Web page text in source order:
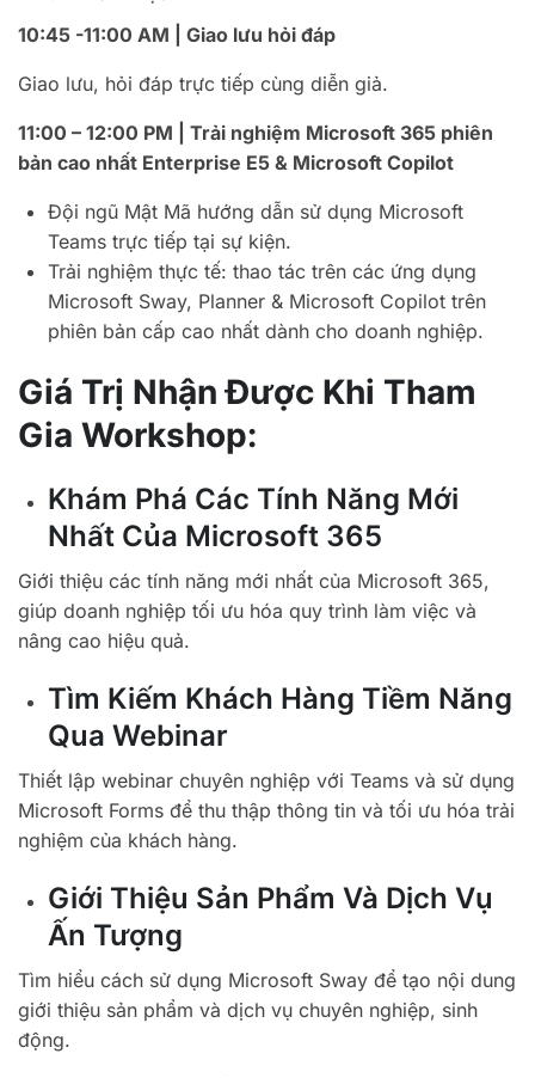
10:45 -11:00 AM | Giao lưu hỏi đáp
Giao lưu, hỏi đáp trực tiếp cùng diễn giả.
11:00 – 12:00 PM | Trải nghiệm Microsoft 365 phiên
bản cao nhất Enterprise E5 & Microsoft Copilot
Đội ngũ Mật Mã hướng dẫn sử dụng Microsoft
Teams trực tiếp tại sự kiện.
Trải nghiệm thực tế: thao tác trên các ứng dụng
Microsoft Sway, Planner & Microsoft Copilot trên
phiên bản cấp cao nhất dành cho doanh nghiệp.
Giá Trị Nhận Được Khi Tham
Gia Workshop:
Khám Phá Các Tính Năng Mới
Nhất Của Microsoft 365
Giới thiệu các tính năng mới nhất của Microsoft 365,
giúp doanh nghiệp tối ưu hóa quy trình làm việc và
nâng cao hiệu quả.
Tìm Kiếm Khách Hàng Tiềm Năng
Qua Webinar
Thiết lập webinar chuyên nghiệp với Teams và sử dụng
Microsoft Forms để thu thập thông tin và tối ưu hóa trải
nghiệm của khách hàng.
Giới Thiệu Sản Phẩm Và Dịch Vụ
Ấn Tượng
Tìm hiểu cách sử dụng Microsoft Sway để tạo nội dung
giới thiệu sản phẩm và dịch vụ chuyên nghiệp, sinh
động.